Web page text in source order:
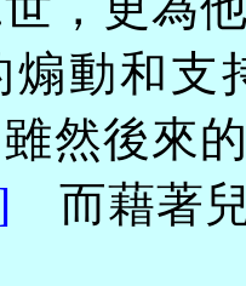
煽動和支
然後來
而藉著